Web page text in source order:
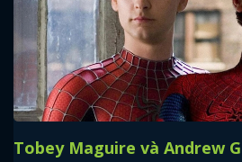
Tobey Maguire và Andrew